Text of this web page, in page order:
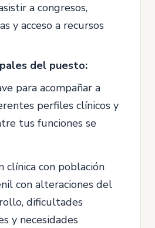
a congresos,
y acceso a recursos
del puesto:
para acompañar a
perfiles clínicos y
tus funciones se
clínica con población
con alteraciones del
dificultades
y necesidades